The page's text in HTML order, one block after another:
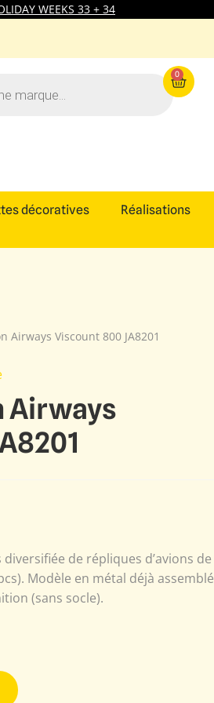
WEEKS 33 + 34
0
décoratives Réalisations
Airways Viscount 800 JA8201
Airways
de répliques d’avions de
Modèle en métal déjà assemblé
(sans socle).